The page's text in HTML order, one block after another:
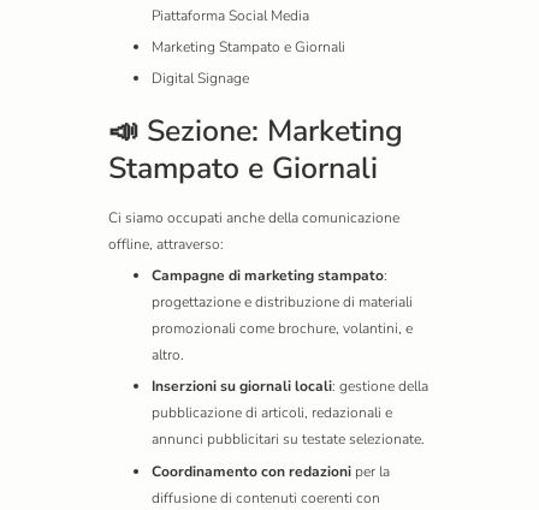
Piattaforma Social Media
Marketing Stampato e Giornali
Digital Signage
📣 Sezione: Marketing
Stampato e Giornali
Ci siamo occupati anche della comunicazione
offline, attraverso:
Campagne di marketing stampato:
progettazione e distribuzione di materiali
promozionali come brochure, volantini, e
altro.
Inserzioni su giornali locali: gestione della
pubblicazione di articoli, redazionali e
annunci pubblicitari su testate selezionate.
Coordinamento con redazioni per la
diffusione di contenuti coerenti con